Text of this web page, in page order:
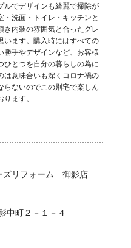
ルでデザインも綺麗で掃除が
・洗面・トイレ・キッチンと
き内装の雰囲気と合ったグレ
います。購入時にはすべての
勝手やデザインなど、お客様
ひとつを自分の暮らしの為に
は意味合いも深くコロナ禍の
らないのでこの別宅で楽しん
ます。
ズリフォーム 御影店
中町２－１－４